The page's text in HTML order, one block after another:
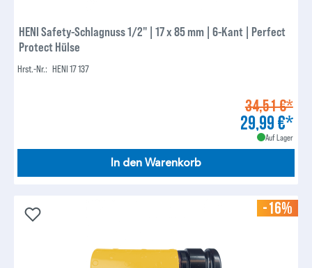
HENI Safety-Schlagnuss 1/2" | 17 x 85 mm | 6-Kant | Perfect
Protect Hülse
Hrst.-Nr.: HENI 17 137
34,51 €*
29,99 €*
Auf Lager
In den Warenkorb
-16%